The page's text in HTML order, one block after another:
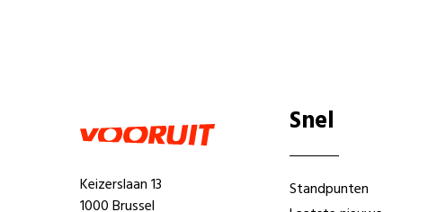
Keizerslaan 13
1000 Brussel
Snel
Standpunten